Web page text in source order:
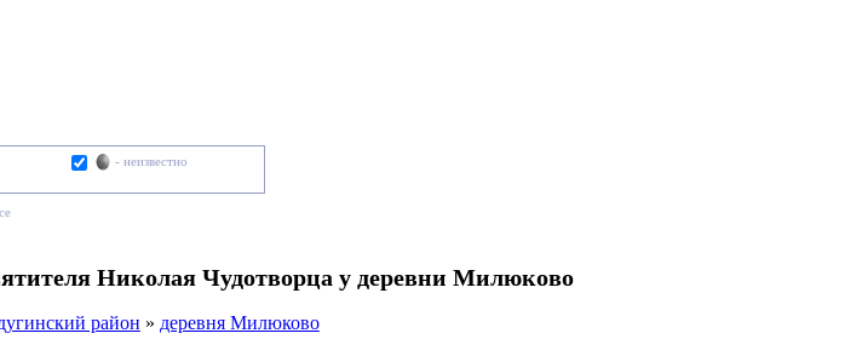
- неизвестно
Николая Чудотворца у деревни Милюково
район » деревня Милюково